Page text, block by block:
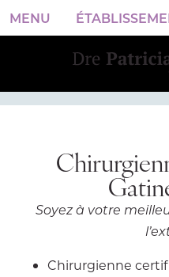
MENU
Soyez à votre
Chirurgienne